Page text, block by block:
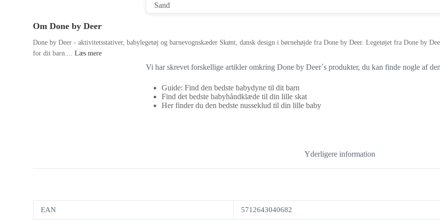
Om Done by Deer
Done by Deer - aktivitetsstativer, babylegetøj og barnevognskæder Skønt, dansk design i børnehøjde fra Done by Deer. Legetøjet fra Done by
for dit barn....Læs mere
Vi har skrevet forskellige artikler omkring Done by Deer´s produkter, du kan finde nogle af
Guide: Find den bedste babydyne til dit barn
Find det bedste babyhåndklæde til din lille skat
Her finder du den bedste nusseklud til din lille baby
Yderligere information
EAN 5712643040682